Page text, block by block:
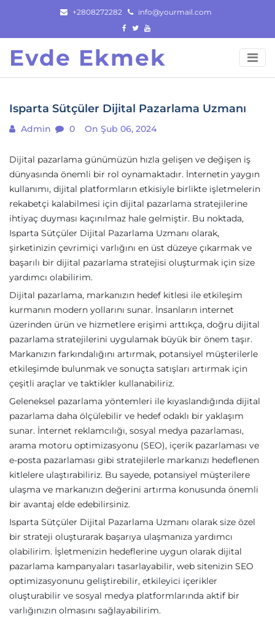
content
+2808272282 info@yourmail.com
Evde Ekmek
Isparta Sütçüler Dijital Pazarlama Uzmanı
Admin 0 On Şub 06, 2024
Dijital pazarlama günümüzün hızla gelişen ve değişen iş
dünyasında önemli bir rol oynamaktadır. İnternetin yaygın
kullanımı, dijital platformların etkisiyle birlikte işletmelerin
rekabetçi kalabilmesi için dijital pazarlama stratejilerine
ihtiyaç duyması kaçınılmaz hale gelmiştir. Bu noktada,
Isparta Sütçüler Dijital Pazarlama Uzmanı olarak,
şirketinizin çevrimiçi varlığını en üst düzeye çıkarmak ve
başarılı bir dijital pazarlama stratejisi oluşturmak için size
yardımcı olabilirim.
Dijital pazarlama, markanızın hedef kitlesi ile etkileşim
kurmanın modern yollarını sunar. İnsanların internet
üzerinden ürün ve hizmetlere erişimi arttıkça, doğru dijital
pazarlama stratejilerini uygulamak büyük bir önem taşır.
Markanızın farkındalığını artırmak, potansiyel müşterilerle
etkileşimde bulunmak ve sonuçta satışları artırmak için
çeşitli araçlar ve taktikler kullanabiliriz.
Geleneksel pazarlama yöntemleri ile kıyaslandığında dijital
pazarlama daha ölçülebilir ve hedef odaklı bir yaklaşım
sunar. İnternet reklamcılığı, sosyal medya pazarlaması,
arama motoru optimizasyonu (SEO), içerik pazarlaması ve
e-posta pazarlaması gibi stratejilerle markanızı hedeflenen
kitlelere ulaştırabiliriz. Bu sayede, potansiyel müşterilere
ulaşma ve markanızın değerini artırma konusunda önemli
bir avantaj elde edebilirsiniz.
Isparta Sütçüler Dijital Pazarlama Uzmanı olarak size özel
bir strateji oluşturarak başarıya ulaşmanıza yardımcı
olabilirim. İşletmenizin hedeflerine uygun olarak dijital
pazarlama kampanyaları tasarlayabilir, web sitenizin SEO
optimizasyonunu geliştirebilir, etkileyici içerikler
oluşturabilir ve sosyal medya platformlarında aktif bir
varlığınızın olmasını sağlayabilirim.